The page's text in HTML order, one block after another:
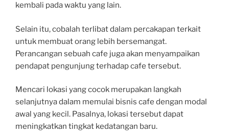
kembali pada waktu yang lain.
Selain itu, cobalah terlibat dalam percakapan terkait
untuk membuat orang lebih bersemangat.
Perancangan sebuah cafe juga akan menyampaikan
pendapat pengunjung terhadap cafe tersebut.
Mencari lokasi yang cocok merupakan langkah
selanjutnya dalam memulai bisnis cafe dengan modal
awal yang kecil. Pasalnya, lokasi tersebut dapat
meningkatkan tingkat kedatangan baru.